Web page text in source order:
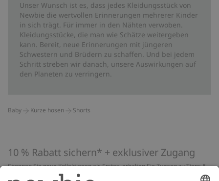
Unser Wunsch ist es, dass jedes Kleidungsstück von
Newbie die wertvollen Erinnerungen mehrerer Kinder
in sich trägt. Für immer in den Nähten verwoben.
Kleidungsstücke, die man wie Schätze weitergeben
kann. Bereit, neue Erinnerungen mit jüngeren
Schwestern und Brüdern zu schaffen. Und bei jedem
Schritt streben wir danach, unsere Auswirkungen auf
den Planeten zu verringern.
Baby Kurze hosen Shorts
10 % Rabatt sichern* + exklusiver Zugang
Shoppen Sie neue Kollektionen als Erstes, erhalten Sie Zugang zu Tipps &
Guides und profitieren Sie von exklusiven Angeboten